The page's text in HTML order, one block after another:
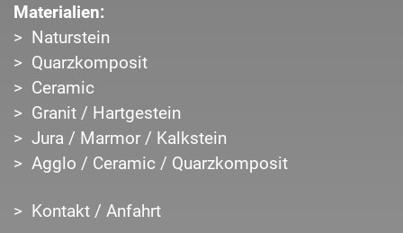
Materialien:
Naturstein
Quarzkomposit
Ceramic
Granit / Hartgestein
Jura / Marmor / Kalkstein
Agglo / Ceramic / Quarzkomposit
Kontakt / Anfahrt